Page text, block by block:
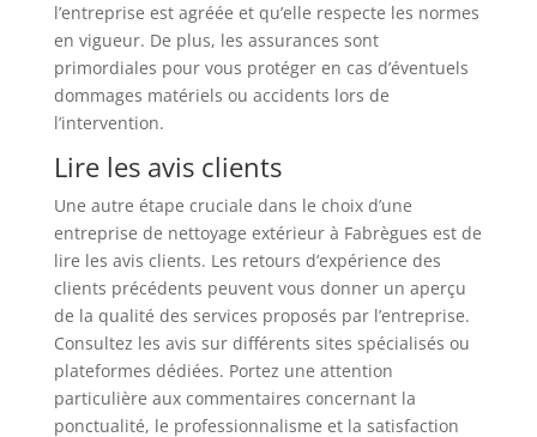
l’entreprise est agréée et qu’elle respecte les normes
en vigueur. De plus, les assurances sont
primordiales pour vous protéger en cas d’éventuels
dommages matériels ou accidents lors de
l’intervention.
Lire les avis clients
Une autre étape cruciale dans le choix d’une
entreprise de nettoyage extérieur à Fabrègues est de
lire les avis clients. Les retours d’expérience des
clients précédents peuvent vous donner un aperçu
de la qualité des services proposés par l’entreprise.
Consultez les avis sur différents sites spécialisés ou
plateformes dédiées. Portez une attention
particulière aux commentaires concernant la
ponctualité, le professionnalisme et la satisfaction